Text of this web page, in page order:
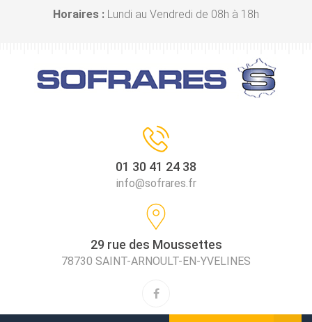
Horaires : Lundi au Vendredi de 08h à 18h
01 30 41 24 38
info@sofrares.fr
29 rue des Moussettes
78730 SAINT-ARNOULT-EN-YVELINES